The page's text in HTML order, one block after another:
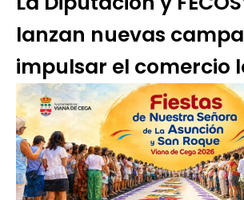
lanzan nuevas
impulsar el comercio